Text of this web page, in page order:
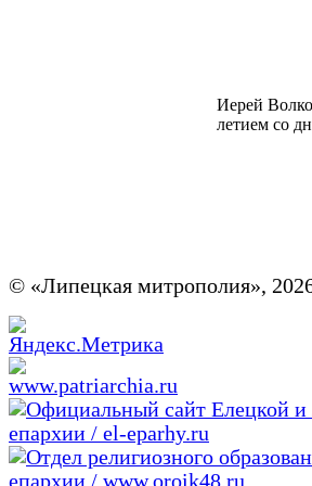
Иерей
летием со
© «Липецкая митрополия»,